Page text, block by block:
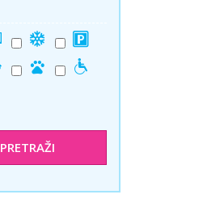
PRETRAŽI